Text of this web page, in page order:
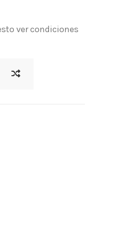
ver condiciones